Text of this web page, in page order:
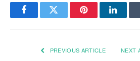
FacebookTwitter Pinterest
PREVIOUS ARTICLE NEXT